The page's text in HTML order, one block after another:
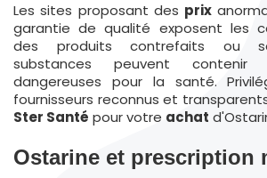
Les sites proposant des prix
garantie de qualité exposent les
des produits contrefaits ou
substances peuvent contenir
dangereuses pour la santé.
fournisseurs reconnus et
Ster Santé pour votre achat
Ostarine et prescription